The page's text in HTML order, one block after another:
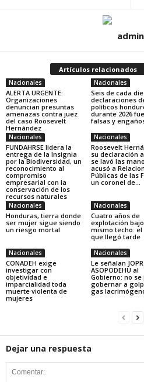
admin
Artículos relacionados
Nacionales
ALERTA URGENTE:
Organizaciones
denuncian presuntas
amenazas contra juez
del caso Roosevelt
Hernández
Nacionales
Seis de cada
declaraciones
políticos
durante 2026
falsas y
Nacionales
FUNDAHRSE lidera la
entrega de la Insignia
por la Biodiversidad, un
reconocimiento al
compromiso
empresarial con la
conservación de los
recursos naturales
Nacionales
Roosevelt
su declaración
se lavó las
acusó a
Públicas de las
un coronel de...
Nacionales
Honduras, tierra donde
ser mujer sigue siendo
un riesgo mortal
Nacionales
Cuatro años de
explotación
mismo techo: el
que llegó tarde
Nacionales
CONADEH exige
investigar con
objetividad e
imparcialidad toda
muerte violenta de
mujeres
Nacionales
Le señalan
ASOPODEHU al
Gobierno: no se
gobernar a
gas
Dejar una respuesta